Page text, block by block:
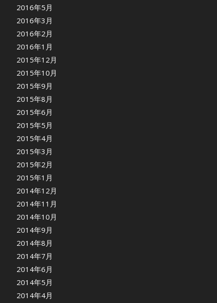
2016年5月
2016年3月
2016年2月
2016年1月
2015年12月
2015年10月
2015年9月
2015年8月
2015年6月
2015年5月
2015年4月
2015年3月
2015年2月
2015年1月
2014年12月
2014年11月
2014年10月
2014年9月
2014年8月
2014年7月
2014年6月
2014年5月
2014年4月